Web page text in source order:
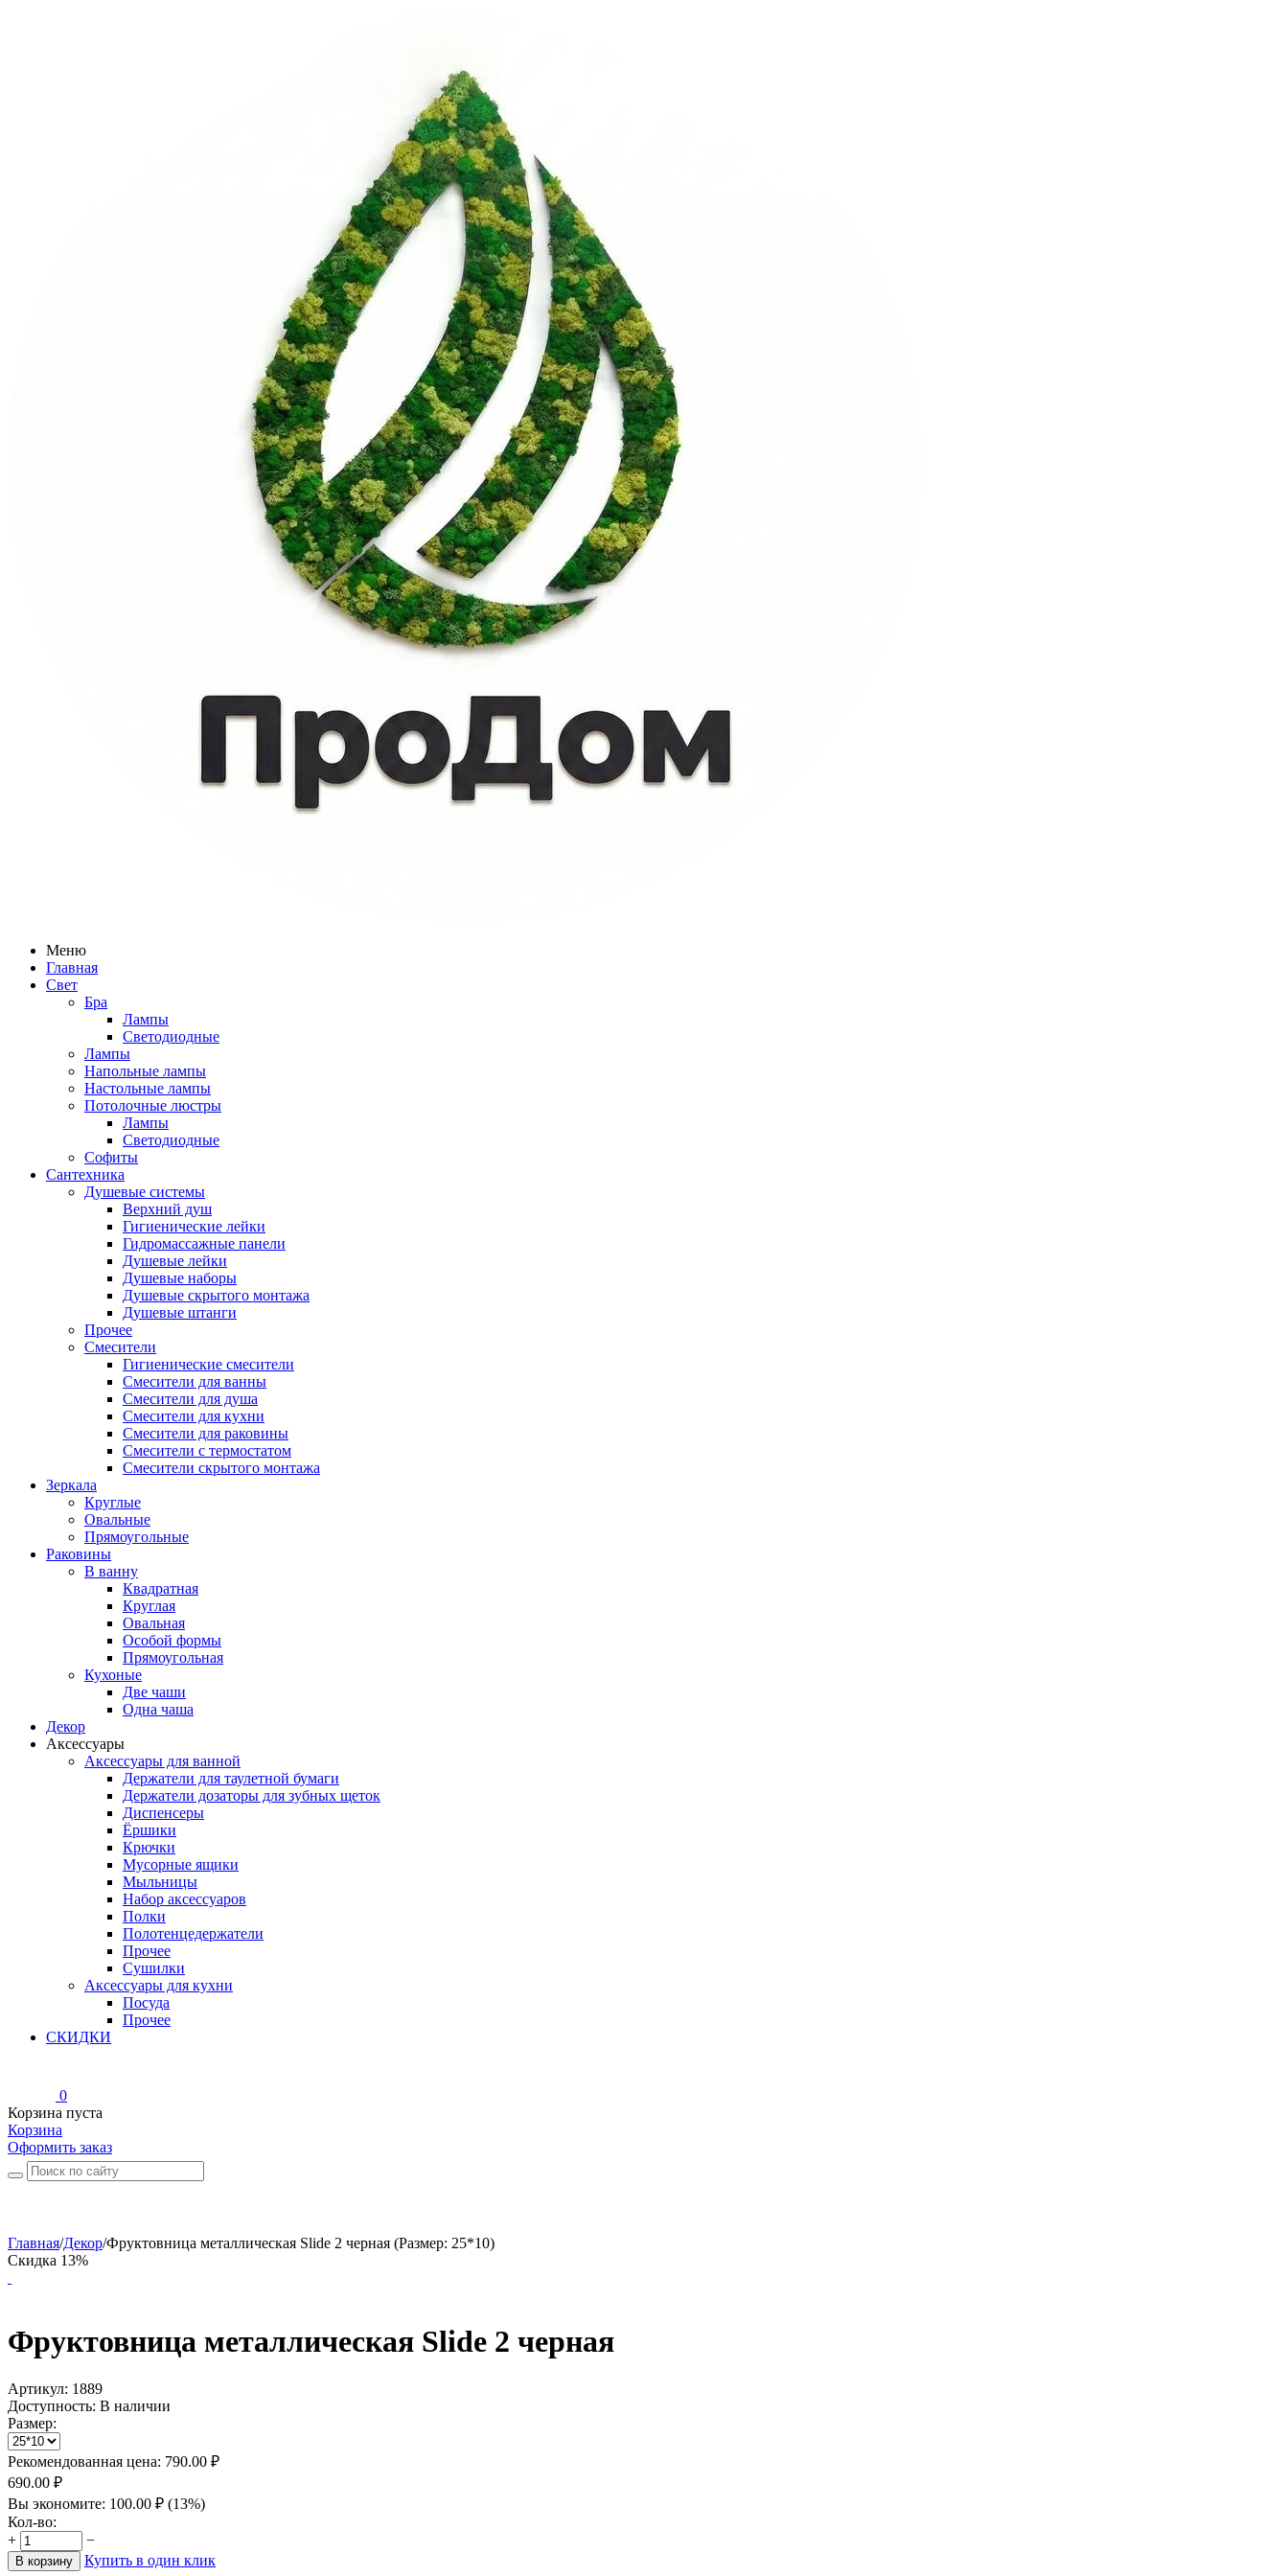
Меню
Главная
Свет
Бра
Лампы
Светодиодные
Лампы
Напольные лампы
Настольные лампы
Потолочные люстры
Лампы
Светодиодные
Софиты
Сантехника
Душевые системы
Верхний душ
Гигиенические лейки
Гидромассажные панели
Душевые лейки
Душевые наборы
Душевые скрытого монтажа
Душевые штанги
Прочее
Смесители
Гигиенические смесители
Смесители для ванны
Смесители для душа
Смесители для кухни
Смесители для раковины
Смесители с термостатом
Смесители скрытого монтажа
Зеркала
Круглые
Овальные
Прямоугольные
Раковины
В ванну
Квадратная
Круглая
Овальная
Особой формы
Прямоугольная
Кухоные
Две чаши
Одна чаша
Декор
Аксессуары
Аксессуары для ванной
Держатели для таулетной бумаги
Держатели дозаторы для зубных щеток
Диспенсеры
Ёршики
Крючки
Мусорные ящики
Мыльницы
Набор аксессуаров
Полки
Полотенцедержатели
Прочее
Сушилки
Аксессуары для кухни
Посуда
Прочее
СКИДКИ
0
Корзина пуста
Корзина
Оформить заказ
Главная/Декор/Фруктовница металлическая Slide 2 черная (Размер: 25*10)
Скидка 13%
Фруктовница металлическая Slide 2 черная
Артикул: 1889
Доступность: В наличии
Размер:
Рекомендованная цена: 790.00 ₽
690.00 ₽
Вы экономите: 100.00 ₽ (13%)
Кол-во:
+
−
В корзину Купить в один клик